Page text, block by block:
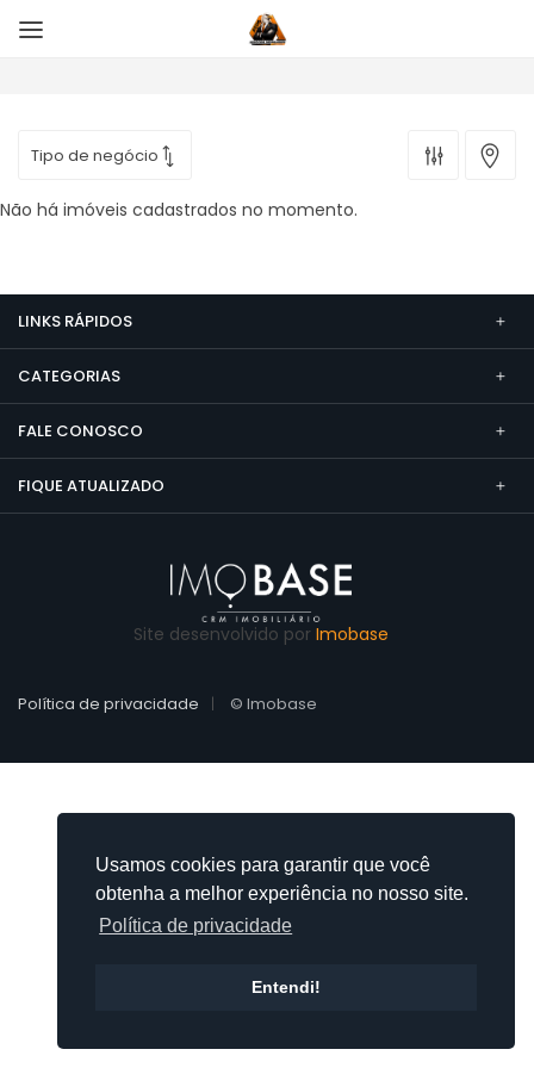
Usamos cookies para garantir que você
obtenha a melhor experiência no nosso site.
Política de privacidade
Entendi!
Não há imóveis cadastrados no momento.
LINKS RÁPIDOS
CATEGORIAS
FALE CONOSCO
FIQUE ATUALIZADO
Site desenvolvido por Imobase
Política de privacidade © Imobase